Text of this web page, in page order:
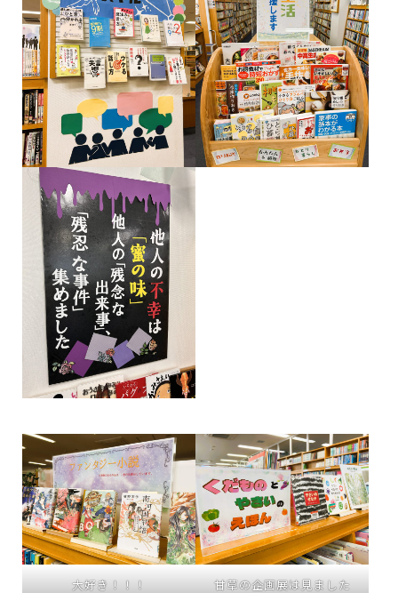
大好き！！！ 甘草の企画展は見ました